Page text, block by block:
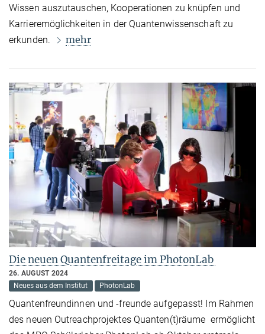
Wissen auszutauschen, Kooperationen zu knüpfen und
Karrieremöglichkeiten in der Quantenwissenschaft zu
erkunden.
mehr
Die neuen Quantenfreitage im PhotonLab
26. AUGUST 2024
Neues aus dem Institut
PhotonLab
Quantenfreundinnen und -freunde aufgepasst! Im Rahmen
des neuen Outreachprojektes Quanten(t)räume ermöglicht